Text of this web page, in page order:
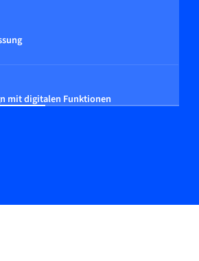
mit digitalen Funktionen